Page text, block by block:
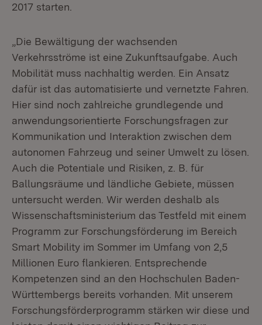
2017 starten.
„Die Bewältigung der wachsenden
Verkehrsströme ist eine Zukunftsaufgabe. Auch
Mobilität muss nachhaltig werden. Ein Ansatz
dafür ist das automatisierte und vernetzte Fahren.
Hier sind noch zahlreiche grundlegende und
anwen­dungsorientierte Forschungsfragen zur
Kommunikation und Interaktion zwischen dem
autonomen Fahrzeug und seiner Umwelt zu lösen.
Auch die Potentiale und Risiken, z. B. für
Ballungsräume und ländliche Gebiete, müssen
untersucht wer­den. Wir werden deshalb als
Wissenschaftsministerium das Testfeld mit einem
Programm zur Forschungsförderung im Bereich
Smart Mobility im Sommer im Umfang von 2,5
Millionen Euro flankieren. Entsprechende
Kompetenzen sind an den Hochschulen Baden-
Württembergs bereits vorhanden. Mit unserem
For­schungsförderprogramm stärken wir diese und